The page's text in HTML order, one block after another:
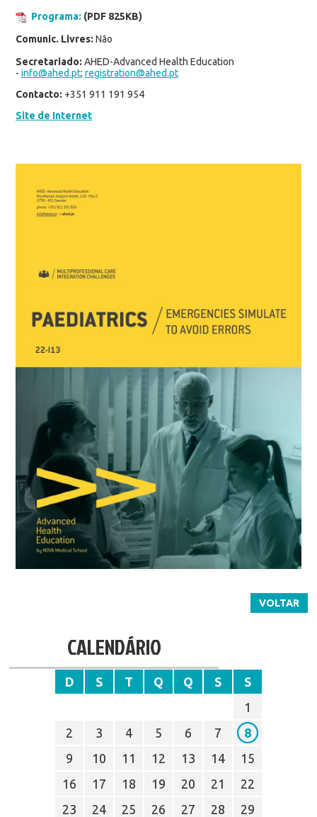
Programa: (PDF 825KB)
Comunic. Livres: Não
Secretariado: AHED-Advanced Health Education
- info@ahed.pt; registration@ahed.pt
Contacto: +351 911 191 954
Site de Internet
VOLTAR
CALENDÁRIO
D S T Q Q S
S
1
2
3 4 5 6 7
8
9
10 11 12 13 14
15
16
17 18 19 20 21
22
23
24 25 26 27 28 29